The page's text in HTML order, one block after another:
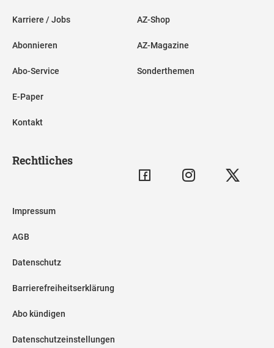
Karriere / Jobs
Abonnieren
Abo-Service
E-Paper
Kontakt
AZ-Shop
AZ-Magazine
Sonderthemen
Rechtliches
Impressum
AGB
Datenschutz
Barrierefreiheitserklärung
Abo kündigen
Datenschutzeinstellungen